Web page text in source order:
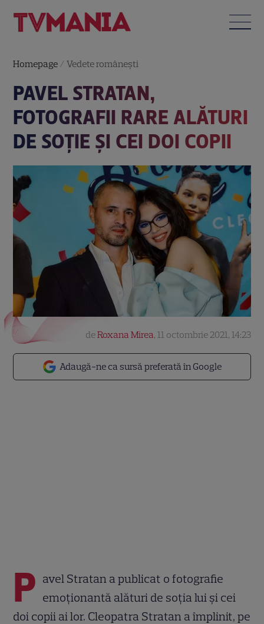
Homepage /Vedete româneşti
PAVEL STRATAN,
FOTOGRAFII RARE ALĂTURI
DE SOȚIE ȘI CEI DOI COPII
Adaugă-ne ca sursă preferată în Google
deRoxana Mirea, 11 octombrie 2021, 14:23
P avel Stratan a publicat o fotografie
emoționantă alături de soția lui și cei
doi copii ai lor. Cleopatra Stratan a împlinit, pe